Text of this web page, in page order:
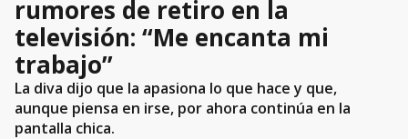
rumores de retiro en la
televisión: “Me encanta mi
trabajo”
La diva dijo que la apasiona lo que hace y que,
aunque piensa en irse, por ahora continúa en la
pantalla chica.